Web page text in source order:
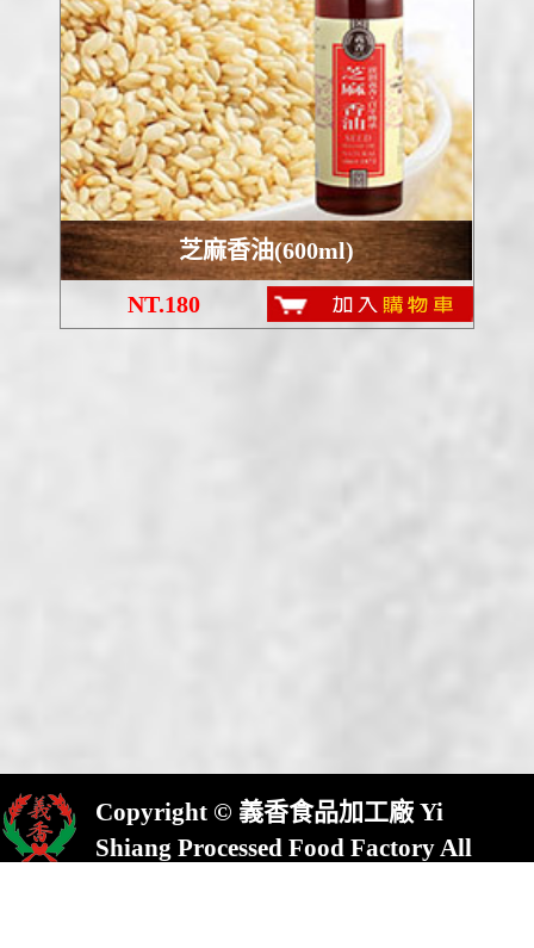
芝麻香油(600ml)
NT.180
Copyright © 義香食品加工廠 Yi
Shiang Processed Food Factory All